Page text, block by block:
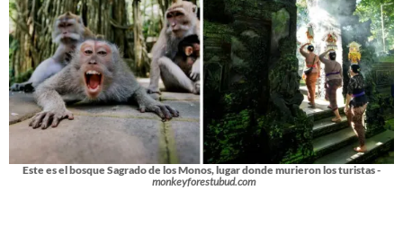
Este es el bosque Sagrado de los Monos, lugar donde murieron los turistas -
monkeyforestubud.com